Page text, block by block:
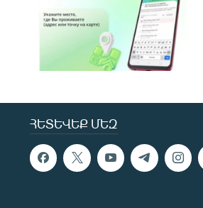
ՀԵՏԵՎԵՔ ՄԵԶ